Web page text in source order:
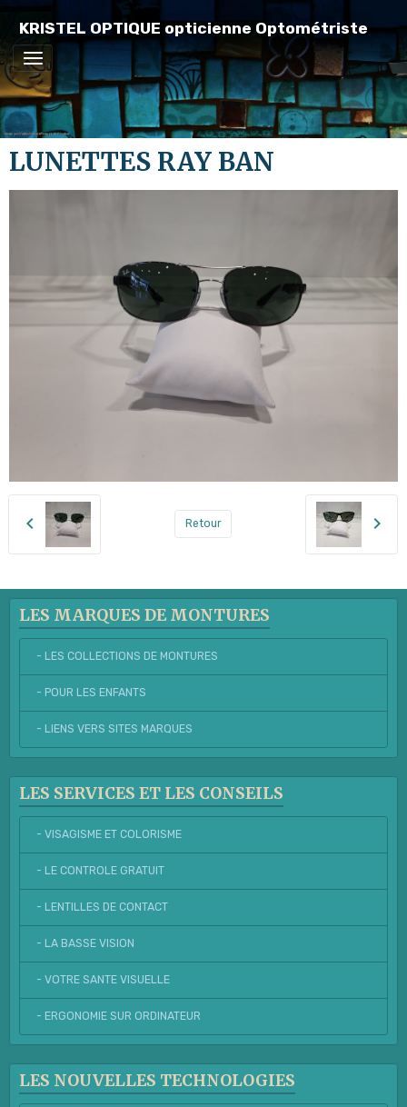
KRISTEL OPTIQUE opticienne Optométriste
LUNETTES RAY BAN
Retour
LES MARQUES DE MONTURES
- LES COLLECTIONS DE MONTURES
- POUR LES ENFANTS
- LIENS VERS SITES MARQUES
LES SERVICES ET LES CONSEILS
- VISAGISME ET COLORISME
- LE CONTROLE GRATUIT
- LENTILLES DE CONTACT
- LA BASSE VISION
- VOTRE SANTE VISUELLE
- ERGONOMIE SUR ORDINATEUR
LES NOUVELLES TECHNOLOGIES